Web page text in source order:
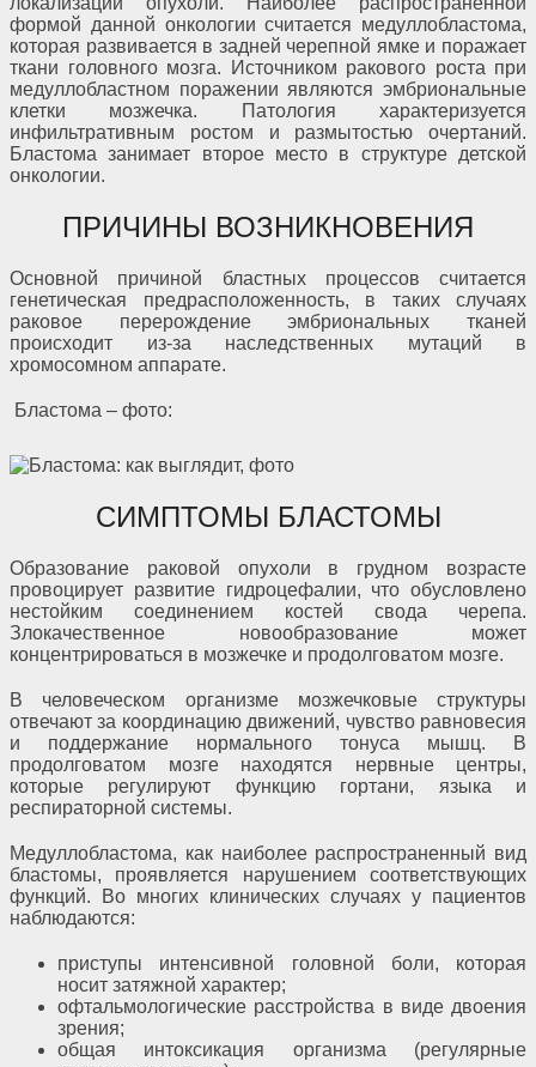
формой данной онкологии считается медуллобластома,
которая развивается в задней черепной ямке и поражает
ткани головного мозга. Источником ракового роста при
медуллобластном поражении являются эмбриональные
клетки мозжечка. Патология характеризуется
инфильтративным ростом и размытостью очертаний.
Бластома занимает второе место в структуре детской
онкологии.
ПРИЧИНЫ ВОЗНИКНОВЕНИЯ
Основной причиной бластных процессов считается
генетическая предрасположенность, в таких случаях
раковое перерождение эмбриональных тканей
происходит из-за наследственных мутаций в
хромосомном аппарате.
Бластома – фото:
СИМПТОМЫ БЛАСТОМЫ
Образование раковой опухоли в грудном возрасте
провоцирует развитие гидроцефалии, что обусловлено
нестойким соединением костей свода черепа.
Злокачественное новообразование может
концентрироваться в мозжечке и продолговатом мозге.
В человеческом организме мозжечковые структуры
отвечают за координацию движений, чувство равновесия
и поддержание нормального тонуса мышц. В
продолговатом мозге находятся нервные центры,
которые регулируют функцию гортани, языка и
респираторной системы.
Медуллобластома, как наиболее распространенный вид
бластомы, проявляется нарушением соответствующих
функций. Во многих клинических случаях у пациентов
наблюдаются:
приступы интенсивной головной боли, которая
носит затяжной характер;
офтальмологические расстройства в виде двоения
зрения;
общая интоксикация организма (регулярные